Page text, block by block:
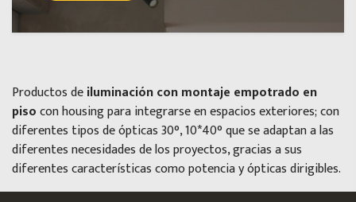
Productos deiluminación con montaje empotrado en
pisocon housing para integrarse en espacios exteriores; con
diferentes tipos de ópticas 30°, 10*40° que se adaptan a las
diferentes necesidades de los proyectos, gracias a sus
diferentes características como potencia y ópticas dirigibles.